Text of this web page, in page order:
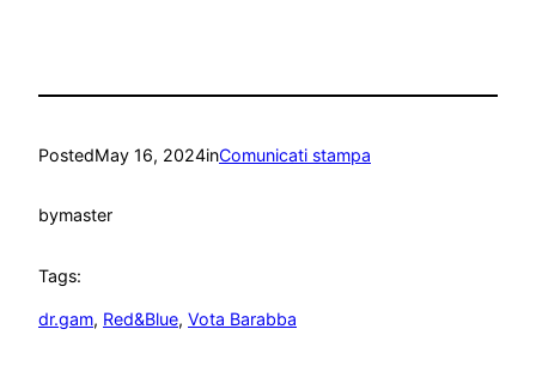
PostedMay 16, 2024inComunicati stampa
bymaster
Tags:
dr.gam, Red&Blue, Vota Barabba